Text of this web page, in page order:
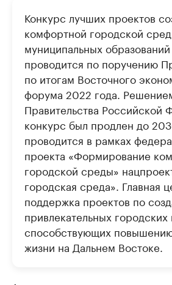
Конкурс лучших проектов
комфортной городской
муниципальных
проводится по поручению
по итогам Восточного
форума 2022 года.
Правительства Российской
конкурс был продлен до
проводится в рамках
проекта «Формирование
городской среды»
городская среда». Главная
поддержка проектов по
привлекательных городских
способствующих
жизни на Дальнем Востоке.